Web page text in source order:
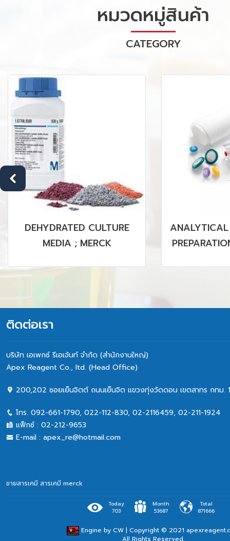
หมวดหมู่สินค้า
CATEGORY
DEHYDRATED CULTURE
MEDIA ; MERCK
ติดต่อเรา
บริษัท เอเพกซ์ รีเอเจ้นท์ จำกัด (สำนักงานใหญ่)
Apex Reagent Co., Itd. (Head Office)
200,202 ซอยเย็นจิตต์ ถนนเย็นจิต แขวงทุ่งวัดดอน เขตสาทร กทม.
โทร. 092-661-1790, 022-112-830, 02-2116459, 02-211-1924
แฟ็กซ์ : 02-212-9653
E-mail : apex_re@hotmail.com
ขายสารเคมี สารเคมี merck
Engine by CW| Copyright © 2021
All Rights Reserved.
Today
703
Month
53687
Total
871666